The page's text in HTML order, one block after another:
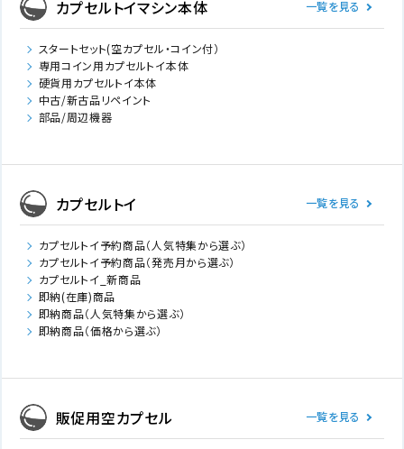
カプセルトイマシン本体 一覧を見る
スタートセット(空カプセル・コイン付）
専用コイン用カプセルトイ本体
硬貨用カプセルトイ本体
中古/新古品リペイント
部品/周辺機器
カプセルトイ 一覧を見る
カプセルトイ予約商品（人気特集から選ぶ）
カプセルトイ予約商品（発売月から選ぶ）
カプセルトイ_新商品
即納(在庫)商品
即納商品（人気特集から選ぶ）
即納商品（価格から選ぶ）
販促用空カプセル 一覧を見る